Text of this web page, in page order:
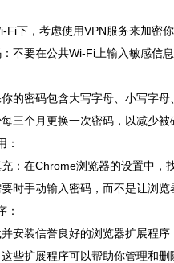
Fi下，考虑使用VPN服务来加密你
不要在公共Wi-Fi上输入敏感信息
的密码包含大写字母、小写字母
三个月更换一次密码，以减少被
：
：在Chrome浏览器的设置中，
时手动输入密码，而不是让浏览
：
安装信誉良好的浏览器扩展程序
些扩展程序可以帮助你管理和删